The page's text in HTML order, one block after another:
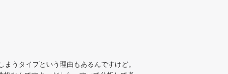
うタイプという理由もあるんですけど。